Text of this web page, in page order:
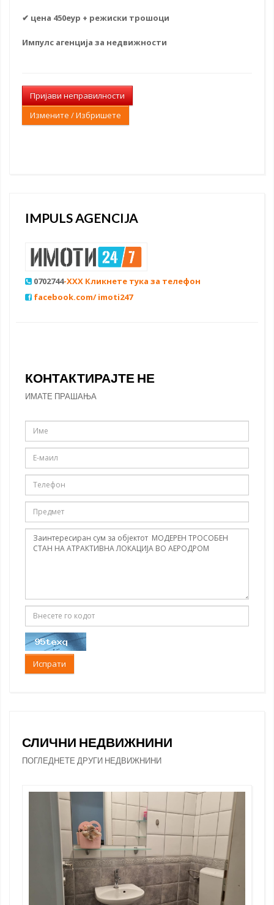
✔ цена 450еур + режиски трошоци
Импулс агенција за недвижности
Пријави неправилности
Измените / Избришете
IMPULS AGENCIJA
0702744-XXX Кликнете тука за телефон
facebook.com/ imoti247
КОНТАКТИРАЈТЕ НЕ
ИМАТЕ ПРАШАЊА
Испрати
СЛИЧНИ НЕДВИЖНИНИ
ПОГЛЕДНЕТЕ ДРУГИ НЕДВИЖНИНИ